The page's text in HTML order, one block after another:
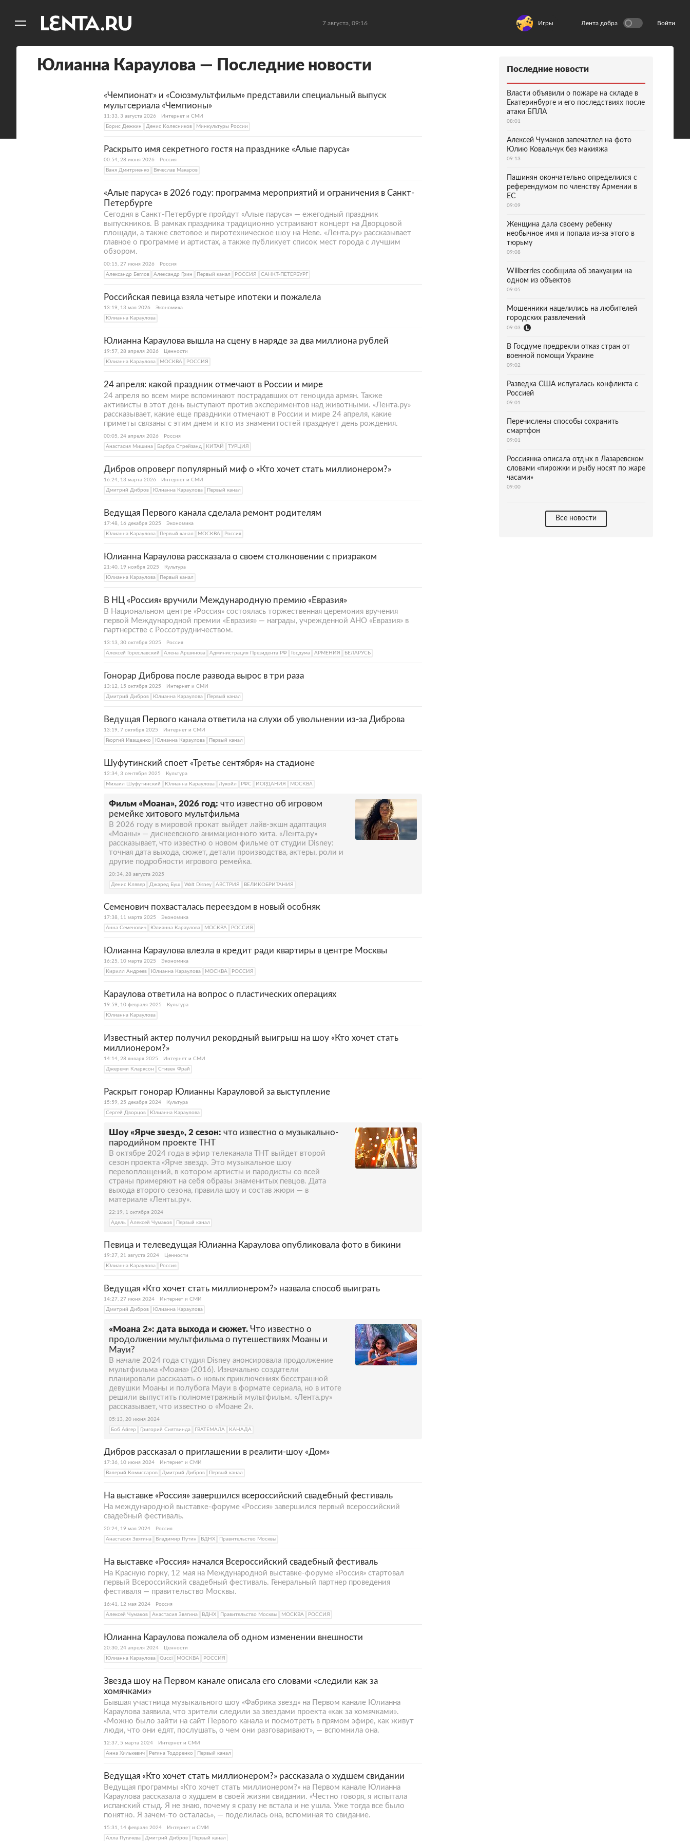
7 августа, 09:16 Игры Лента добра Войти
Юлианна Караулова — Последние новости
«Чемпионат» и «Союзмультфильм» представили специальный выпуск
мультсериала «Чемпионы»
11:33, 3 августа 2026
Интернет и СМИ
Борис Дежкин
Денис Колесников Минкультуры России
Раскрыто имя секретного гостя на празднике «Алые паруса»
00:54, 28 июня 2026
Россия
Ваня Дмитриенко
Вячеслав Макаров
«Алые паруса» в 2026 году: программа мероприятий и ограничения в Санкт-
Петербурге
Сегодня в Санкт-Петербурге пройдут «Алые паруса» — ежегодный праздник
выпускников. В рамках праздника традиционно устраивают концерт на Дворцовой
площади, а также световое и пиротехническое шоу на Неве. «Лента.ру» рассказывает
главное о программе и артистах, а также публикует список мест города с лучшим
обзором.
00:15, 27 июня 2026
Россия
Александр Беглов
Александр Грин Первый канал РОССИЯ САНКТ-ПЕТЕРБУРГ
Российская певица взяла четыре ипотеки и пожалела
13:19, 13 мая 2026
Экономика
Юлианна Караулова
Юлианна Караулова вышла на сцену в наряде за два миллиона рублей
19:57, 28 апреля 2026
Ценности
Юлианна Караулова
МОСКВА РОССИЯ
24 апреля: какой праздник отмечают в России и мире
24 апреля во всем мире вспоминают пострадавших от геноцида армян. Также
активисты в этот день выступают против экспериментов над животными. «Лента.ру»
рассказывает, какие еще праздники отмечают в России и мире 24 апреля, какие
приметы связаны с этим днем и кто из знаменитостей празднует день рождения.
00:05, 24 апреля 2026
Россия
Анастасия Мишина
Барбра Стрейзанд КИТАЙ ТУРЦИЯ
Дибров опроверг популярный миф о «Кто хочет стать миллионером?»
16:24, 13 марта 2026
Интернет и СМИ
Дмитрий Дибров
Юлианна Караулова Первый канал
Ведущая Первого канала сделала ремонт родителям
17:48, 16 декабря 2025
Экономика
Юлианна Караулова
Первый канал МОСКВА Россия
Юлианна Караулова рассказала о своем столкновении с призраком
21:40, 19 ноября 2025
Культура
Юлианна Караулова
Первый канал
В НЦ «Россия» вручили Международную премию «Евразия»
В Национальном центре «Россия» состоялась торжественная церемония вручения
первой Международной премии «Евразия» — награды, учрежденной АНО «Евразия» в
партнерстве с Россотрудничеством.
13:13, 30 октября 2025
Россия
Алексей Гореславский
Алена Аршинова Администрация Президента РФ Госдума АРМЕНИЯ БЕЛАРУСЬ
Гонорар Диброва после развода вырос в три раза
13:12, 15 октября 2025
Интернет и СМИ
Дмитрий Дибров
Юлианна Караулова Первый канал
Ведущая Первого канала ответила на слухи об увольнении из-за Диброва
13:19, 7 октября 2025
Интернет и СМИ
Георгий Иващенко
Юлианна Караулова Первый канал
Шуфутинский споет «Третье сентября» на стадионе
12:34, 3 сентября 2025
Культура
Михаил Шуфутинский
Юлианна Караулова Лукойл РФС ИОРДАНИЯ МОСКВА
Фильм «Моана», 2026 год: что известно об игровом
ремейке хитового мультфильма
В 2026 году в мировой прокат выйдет лайв-экшн адаптация
«Моаны» — диснеевского анимационного хита. «Лента.ру»
рассказывает, что известно о новом фильме от студии Disney:
точная дата выхода, сюжет, детали производства, актеры, роли и
другие подробности игрового ремейка.
20:34, 28 августа 2025
Денис Клявер
Джаред Буш Walt Disney АВСТРИЯ ВЕЛИКОБРИТАНИЯ
Семенович похвасталась переездом в новый особняк
17:38, 11 марта 2025
Экономика
Анна Семенович
Юлианна Караулова МОСКВА РОССИЯ
Юлианна Караулова влезла в кредит ради квартиры в центре Москвы
16:25, 10 марта 2025
Экономика
Кирилл Андреев
Юлианна Караулова МОСКВА РОССИЯ
Караулова ответила на вопрос о пластических операциях
19:59, 10 февраля 2025
Культура
Юлианна Караулова
Известный актер получил рекордный выигрыш на шоу «Кто хочет стать
миллионером?»
14:14, 28 января 2025
Интернет и СМИ
Джереми Кларксон
Стивен Фрай
Раскрыт гонорар Юлианны Карауловой за выступление
15:59, 25 декабря 2024
Культура
Сергей Дворцов
Юлианна Караулова
Шоу «Ярче звезд», 2 сезон: что известно о музыкально-
пародийном проекте ТНТ
В октябре 2024 года в эфир телеканала ТНТ выйдет второй
сезон проекта «Ярче звезд». Это музыкальное шоу
перевоплощений, в котором артисты и пародисты со всей
страны примеряют на себя образы знаменитых певцов. Дата
выхода второго сезона, правила шоу и состав жюри — в
материале «Ленты.ру».
22:19, 1 октября 2024
Адель
Алексей Чумаков Первый канал
Певица и телеведущая Юлианна Караулова опубликовала фото в бикини
19:27, 21 августа 2024
Ценности
Юлианна Караулова
Россия
Ведущая «Кто хочет стать миллионером?» назвала способ выиграть
14:27, 27 июня 2024
Интернет и СМИ
Дмитрий Дибров
Юлианна Караулова
«Моана 2»: дата выхода и сюжет. Что известно о
продолжении мультфильма о путешествиях Моаны и
Мауи?
В начале 2024 года студия Disney анонсировала продолжение
мультфильма «Моана» (2016). Изначально создатели
планировали рассказать о новых приключениях бесстрашной
девушки Моаны и полубога Мауи в формате сериала, но в итоге
решили выпустить полнометражный мультфильм. «Лента.ру»
рассказывает, что известно о «Моане 2».
05:13, 20 июня 2024
Боб Айгер
Григорий Сиятвинда ГВАТЕМАЛА КАНАДА
Дибров рассказал о приглашении в реалити-шоу «Дом»
17:36, 10 июня 2024
Интернет и СМИ
Валерий Комиссаров
Дмитрий Дибров Первый канал
На выставке «Россия» завершился всероссийский свадебный фестиваль
На международной выставке-форуме «Россия» завершился первый всероссийский
свадебный фестиваль.
20:24, 19 мая 2024
Россия
Анастасия Звягина
Владимир Путин ВДНХ Правительство Москвы
На выставке «Россия» начался Всероссийский свадебный фестиваль
На Красную горку, 12 мая на Международной выставке-форуме «Россия» стартовал
первый Всероссийский свадебный фестиваль. Генеральный партнер проведения
фестиваля — правительство Москвы.
16:41, 12 мая 2024
Россия
Алексей Чумаков
Анастасия Звягина ВДНХ Правительство Москвы МОСКВА РОССИЯ
Юлианна Караулова пожалела об одном изменении внешности
20:30, 24 апреля 2024
Ценности
Юлианна Караулова
Gucci МОСКВА РОССИЯ
Звезда шоу на Первом канале описала его словами «следили как за
хомячками»
Бывшая участница музыкального шоу «Фабрика звезд» на Первом канале Юлианна
Караулова заявила, что зрители следили за звездами проекта «как за хомячками».
«Можно было зайти на сайт Первого канала и посмотреть в прямом эфире, как живут
люди, что они едят, послушать, о чем они разговаривают», — вспомнила она.
12:37, 5 марта 2024
Интернет и СМИ
Анна Хилькевич
Регина Тодоренко Первый канал
Ведущая «Кто хочет стать миллионером?» рассказала о худшем свидании
Ведущая программы «Кто хочет стать миллионером?» на Первом канале Юлианна
Караулова рассказала о худшем в своей жизни свидании. «Честно говоря, я испытала
испанский стыд. Я не знаю, почему я сразу не встала и не ушла. Уже тогда все было
понятно. Я зачем-то осталась», — поделилась она, вспоминая то свидание.
15:31, 14 февраля 2024
Интернет и СМИ
Алла Пугачева
Дмитрий Дибров Первый канал
Последние новости
Власти объявили о пожаре на складе в
Екатеринбурге и его последствиях после
атаки БПЛА
08:01
Алексей Чумаков запечатлел на фото
Юлию Ковальчук без макияжа
09:13
Пашинян окончательно определился с
референдумом по членству Армении в
ЕС
09:09
Женщина дала своему ребенку
необычное имя и попала из-за этого в
тюрьму
09:08
Willberries сообщила об эвакуации на
одном из объектов
09:05
Мошенники нацелились на любителей
городских развлечений
09:03
В Госдуме предрекли отказ стран от
военной помощи Украине
09:02
Разведка США испугалась конфликта с
Россией
09:01
Перечислены способы сохранить
смартфон
09:01
Россиянка описала отдых в Лазаревском
словами «пирожки и рыбу носят по жаре
часами»
09:00
Все новости